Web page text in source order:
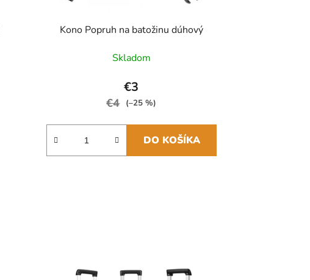
Kono Popruh na batožinu dúhový
Skladom
€3
€4 (–25 %)
DO KOŠÍKA